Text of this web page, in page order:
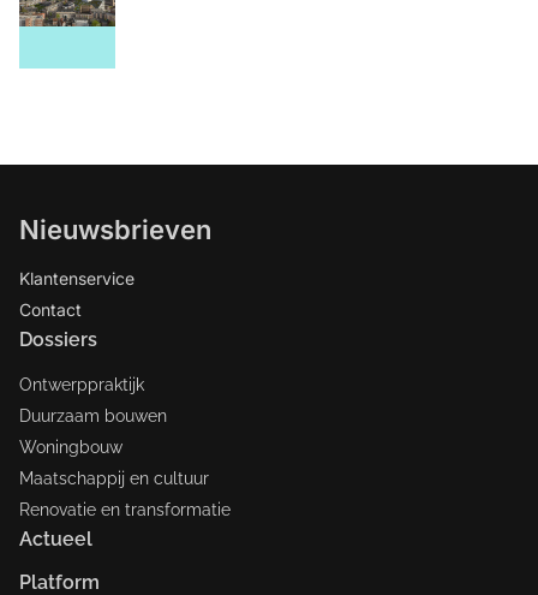
Nieuwsbrieven
Klantenservice
Contact
Dossiers
Ontwerppraktijk
Duurzaam bouwen
Woningbouw
Maatschappij en cultuur
Renovatie en transformatie
Actueel
Platform